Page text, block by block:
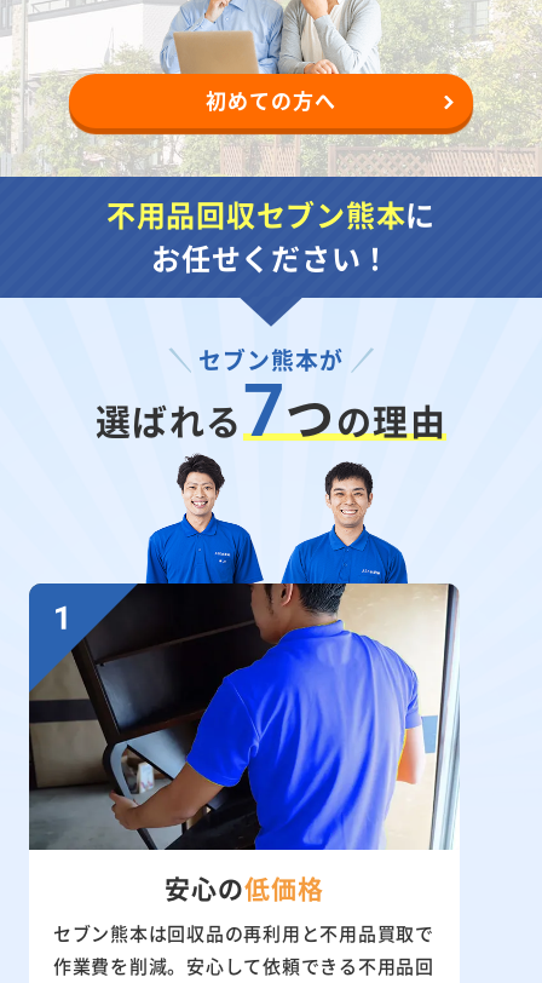
初めての方へ
不用品回収セブン熊本に
お任せください！
セブン熊本が
選ばれる7つの理由
安心の低価格
セブン熊本は回収品の再利用と不用品買取で
作業費を削減。安心して依頼できる不用品回